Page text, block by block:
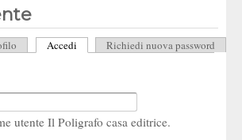
Accedi (scheda attiva)
Richiedi nuova password
utente Il Poligrafo casa editrice.